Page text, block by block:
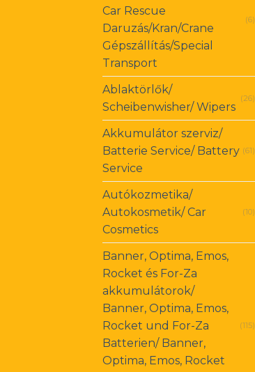
Car Rescue
Daruzás/Kran/Crane
Gépszállítás/Special
Transport
(6)
Ablaktörlők/
Scheibenwisher/ Wipers
(26)
Akkumulátor szerviz/
Batterie Service/ Battery
Service
(61)
Autókozmetika/
Autokosmetik/ Car
Cosmetics
(10)
Banner, Optima, Emos,
Rocket és For-Za
akkumulátorok/
Banner, Optima, Emos,
Rocket und For-Za
Batterien/ Banner,
Optima, Emos, Rocket
(115)